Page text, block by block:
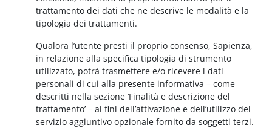
trattamento dei dati che ne descrive le modalità e la
tipologia dei trattamenti.
Qualora l’utente presti il proprio consenso, Sapienza,
in relazione alla specifica tipologia di strumento
utilizzato, potrà trasmettere e/o ricevere i dati
personali di cui alla presente informativa – come
descritti nella sezione ‘Finalità e descrizione del
trattamento’ – ai fini dell’attivazione e dell’utilizzo del
servizio aggiuntivo opzionale fornito da soggetti terzi.